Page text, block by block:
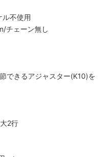
ル不使用
チェーン無し
できるアジャスター(K10)を
2行